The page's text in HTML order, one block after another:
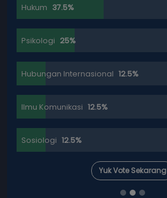
Hukum 37.5%
Psikologi 25%
Hubungan Internasional 12.5%
Ilmu Komunikasi 12.5%
Sosiologi 12.5%
Yuk Vote Sekarang